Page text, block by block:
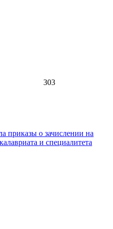
303
приказы о зачислении на
и специалитета